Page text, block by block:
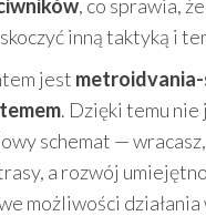
, co sprawia,
inną taktyką i
jest
. Dzięki temu nie
schemat — wracasz,
a rozwój
możliwości działania